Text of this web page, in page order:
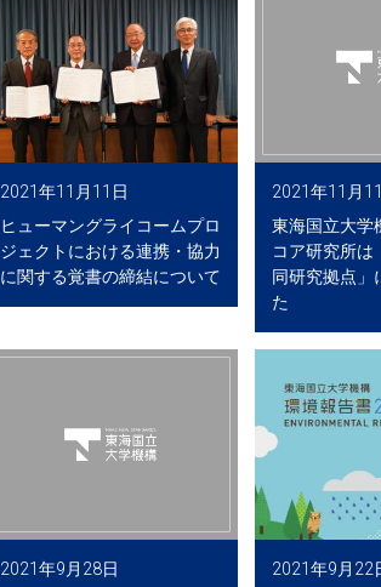
2021年11月11日
ヒューマングライコームプロ
ジェクトにおける連携・協力
に関する覚書の締結について
2021年11月
東海国立大学
コア研究所は
同研究拠点」
た
2021年9月28日
2021年9月22